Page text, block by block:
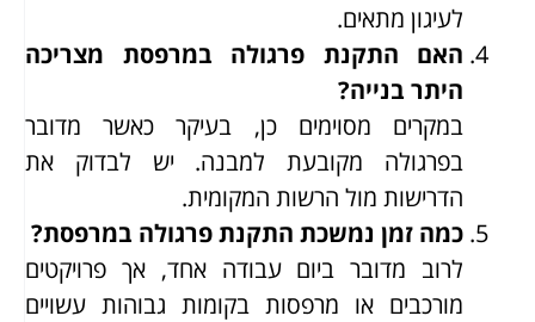
לעיגון מתאים.
האם התקנת פרגולה במרפסת מצריכה
היתר בנייה?
במקרים מסוימים כן, בעיקר כאשר מדובר
בפרגולה מקובעת למבנה. יש לבדוק את
הדרישות מול הרשות המקומית.
כמה זמן נמשכת התקנת פרגולה במרפסת?
לרוב מדובר ביום עבודה אחד, אך פרויקטים
מורכבים או מרפסות בקומות גבוהות עשויים